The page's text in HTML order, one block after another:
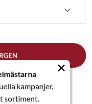
kampanjer,
sortiment.
×